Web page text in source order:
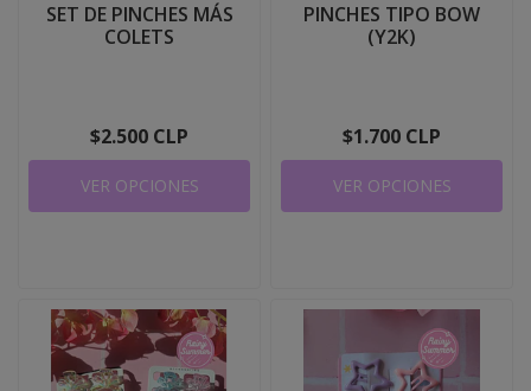
SET DE PINCHES MÁS
COLETS
$2.500 CLP
VER OPCIONES
PINCHES TIPO BOW
(Y2K)
$1.700 CLP
VER OPCIONES